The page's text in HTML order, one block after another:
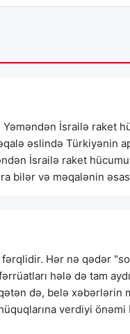
İsrailə raket
əslində Türkiyənin
İsrailə raket
bilər və məqalənin
Hər nə qədər
hələ də tam
də, belə
verdiyi